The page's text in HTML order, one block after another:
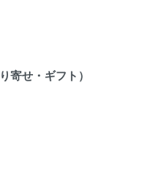
寄せ・ギフト）